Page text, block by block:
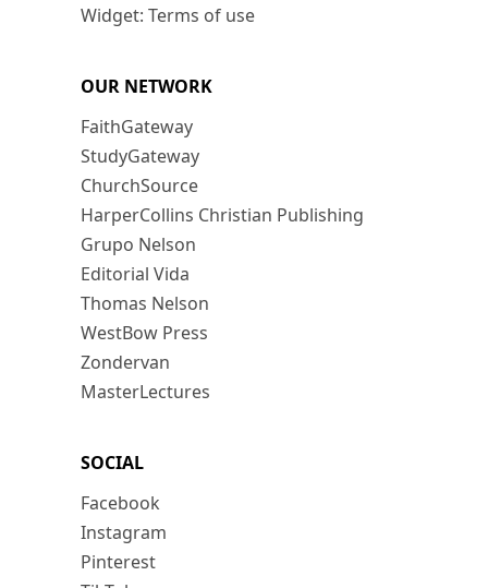
Widget: Terms of use
OUR NETWORK
FaithGateway
StudyGateway
ChurchSource
HarperCollins Christian Publishing
Grupo Nelson
Editorial Vida
Thomas Nelson
WestBow Press
Zondervan
MasterLectures
SOCIAL
Facebook
Instagram
Pinterest